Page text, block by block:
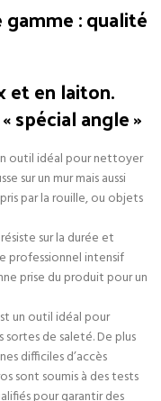
: qualité
et en laiton.
spécial angle »
outil idéal pour nettoyer
sur un mur mais aussi
par la rouille, ou objets
sur la durée et
professionnel intensif
prise du produit pour un
un outil idéal pour
de saleté. De plus
difficiles d’accès
sont soumis à des tests